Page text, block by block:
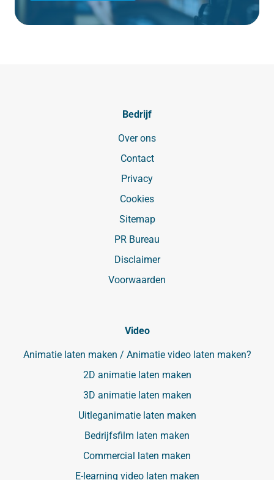
Bedrijf
Over ons
Contact
Privacy
Cookies
Sitemap
PR Bureau
Disclaimer
Voorwaarden
Video
Animatie laten maken / Animatie video laten maken?
2D animatie laten maken
3D animatie laten maken
Uitleganimatie laten maken
Bedrijfsfilm laten maken
Commercial laten maken
E-learning video laten maken